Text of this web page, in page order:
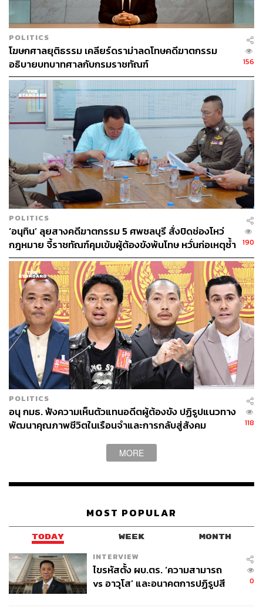
POLITICS
โฆษกศาลยุติธรรม เคลียร์ดราม่าลดโทษคดีฆาตกรรม
อธิบายบทบาทศาลกับกรมราชทัณฑ์
156
POLITICS
‘อนุทิน’ ลุยสางคดีฆาตกรรม 5 ศพชลบุรี สั่งปิดช่องโหว่
กฎหมาย จี้ราชทัณฑ์คุมเข้มผู้ต้องขังพ้นโทษ หวั่นก่อเหตุซ้ำ
รอย
190
POLITICS
อนุ กมธ. ฟังความเห็นตัวแทนอดีตผู้ต้องขัง ปฏิรูปแนวทาง
พัฒนาคุณภาพชีวิตในเรือนจำและการกลับสู่สังคม
118
MORE
MOST POPULAR
TODAY WEEK MONTH
INTERVIEW
ไขรหัสตั้ง ผบ.ตร. ‘ความสามารถ
vs อาวุโส’ และอนาคตการปฏิรูปสี
0